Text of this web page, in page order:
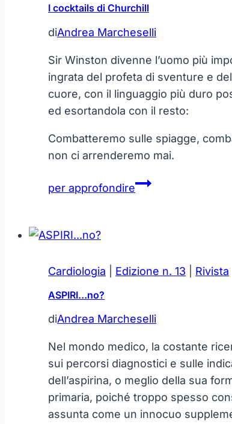
I cocktails di Churchill
diAndrea Marcheselli
Sir Winston divenne l’uomo più
ingrata del profeta di sventure e
cuore, con il linguaggio più duro
ed esortandola con il resto:
Combatteremo sulle spiagge,
non ci arrenderemo mai.
per approfondireI
Cardiologia Edizione n. 13 Rivista
ASPIRI…no?
diAndrea Marcheselli
Nel mondo medico, la costante
sui percorsi diagnostici e sulle
dell’aspirina, o meglio della sua
primaria, poiché troppo spesso
assunta come un innocuo